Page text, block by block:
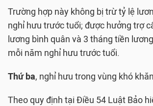
Trường hợp này không bị trừ tỷ lệ
nghỉ hưu trước tuổi; được hưởng trợ
lương bình quân và 3 tháng tiền
mỗi năm nghỉ hưu trước tuổi.
Thứ ba, nghỉ hưu trong vùng khó khăn
Theo quy định tại Điều 54 Luật Bảo